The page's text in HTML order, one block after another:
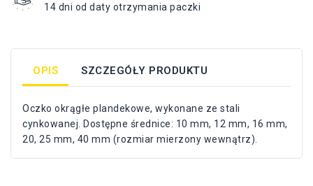
14 dni od daty otrzymania paczki
OPIS SZCZEGÓŁY PRODUKTU
Oczko okrągłe plandekowe, wykonane ze stali
cynkowanej. Dostępne średnice: 10 mm, 12 mm, 16 mm,
20, 25 mm, 40 mm (rozmiar mierzony wewnątrz).